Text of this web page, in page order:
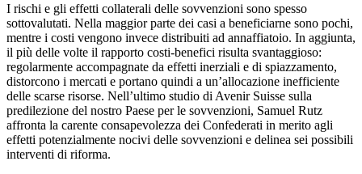
I rischi e gli effetti collaterali delle sovvenzioni sono spesso
sottovalutati. Nella maggior parte dei casi a beneficiarne sono pochi,
mentre i costi vengono invece distribuiti ad annaffiatoio. In aggiunta,
il più delle volte il rapporto costi-benefici risulta svantaggioso:
regolarmente accompagnate da effetti inerziali e di spiazzamento,
distorcono i mercati e portano quindi a un’allocazione inefficiente
delle scarse risorse. Nell’ultimo studio di Avenir Suisse sulla
predilezione del nostro Paese per le sovvenzioni, Samuel Rutz
affronta la carente consapevolezza dei Confederati in merito agli
effetti potenzialmente nocivi delle sovvenzioni e delinea sei possibili
interventi di riforma.